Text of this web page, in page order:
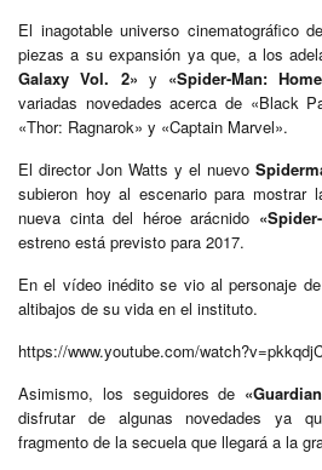
El inagotable universo cinematográfico
piezas a su expansión ya que, a los
Galaxy Vol. 2» y «Spider-Man:
variadas novedades acerca de «Black
«Thor: Ragnarok» y «Captain Marvel».
El director Jon Watts y el nuevo
subieron hoy al escenario para mostrar
nueva cinta del héroe arácnido
estreno está previsto para 2017.
En el vídeo inédito se vio al personaje
altibajos de su vida en el instituto.
https://www.youtube.com/
Asimismo, los seguidores de
disfrutar de algunas novedades ya
fragmento de la secuela que llegará a la